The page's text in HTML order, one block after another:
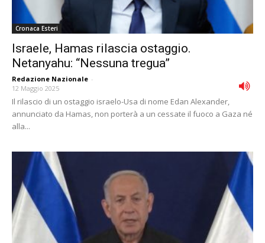
Cronaca Esteri
Israele, Hamas rilascia ostaggio.
Netanyahu: “Nessuna tregua”
Redazione Nazionale -
12 Maggio 2025
Il rilascio di un ostaggio israelo-Usa di nome Edan Alexander,
annunciato da Hamas, non porterà a un cessate il fuoco a Gaza né
alla...